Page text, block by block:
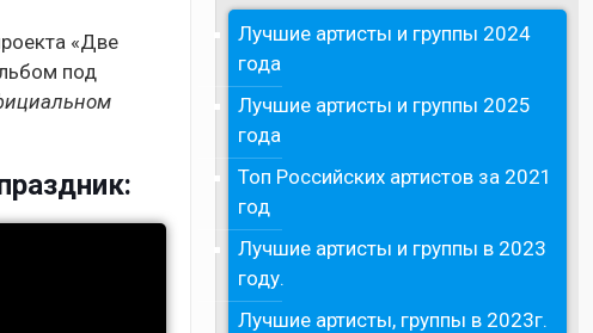
«Две
под
Лучшие артисты и группы 2024
года
Лучшие артисты и группы 2025
года
Топ Российских артистов за 2021
год
Лучшие артисты и группы в 2023
году.
Лучшие артисты, группы в 2023г.